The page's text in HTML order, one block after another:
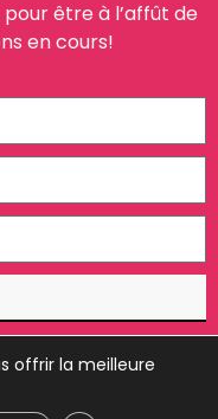
être à l’affût de
en cours!
offrir la meilleure